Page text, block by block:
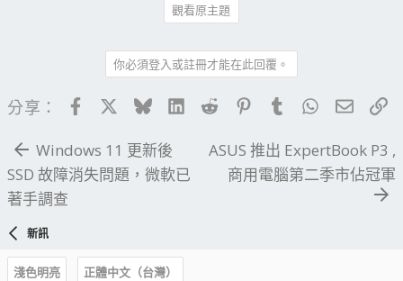
觀看原主題
你必須登入或註冊才能在此回覆。
分享： FacebookBlueskyLinkedIn
Reddit PinterestTumblrWhatsApp
電子
Windows 11 更新後
SSD 故障消失問題，微軟已
著手調查
ASUS 推出 ExpertBook P3 ,
商用電腦第二季市佔冠軍
新訊
淺色明亮
正體中文（台灣）